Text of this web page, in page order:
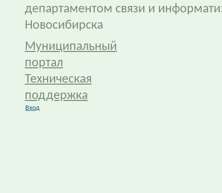
департаментом связи и
Новосибирска
Муниципальный
портал
Техническая
поддержка
Вход